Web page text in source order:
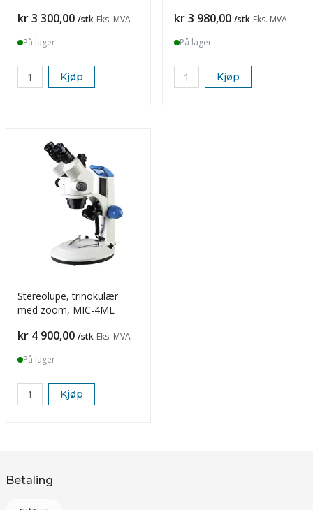
Pris
kr 3 300,00 /stk Eks. MVA
På lager
Kjøp
Pris
kr 3 980,00 /stk Eks. MVA
På lager
Kjøp
Stereolupe, trinokulær
med zoom, MIC-4ML
Pris
kr 4 900,00 /stk Eks. MVA
På lager
Kjøp
Betaling